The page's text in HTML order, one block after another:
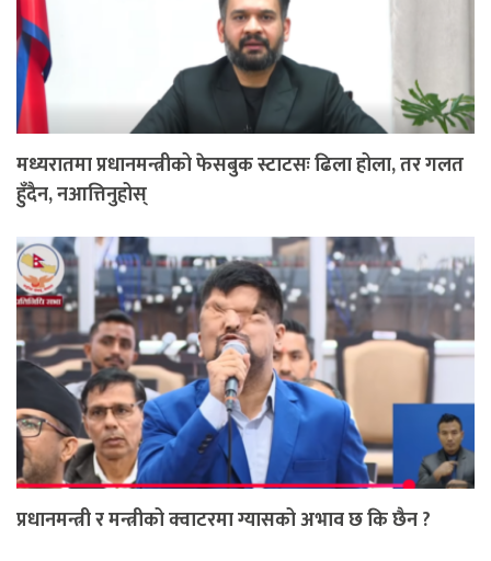
मध्यरातमा प्रधानमन्त्रीको फेसबुक स्टाटसः ढिला होला, तर गलत
हुँदैन, नआत्तिनुहोस्
प्रधानमन्त्री र मन्त्रीको क्वाटरमा ग्यासको अभाव छ कि छैन ?